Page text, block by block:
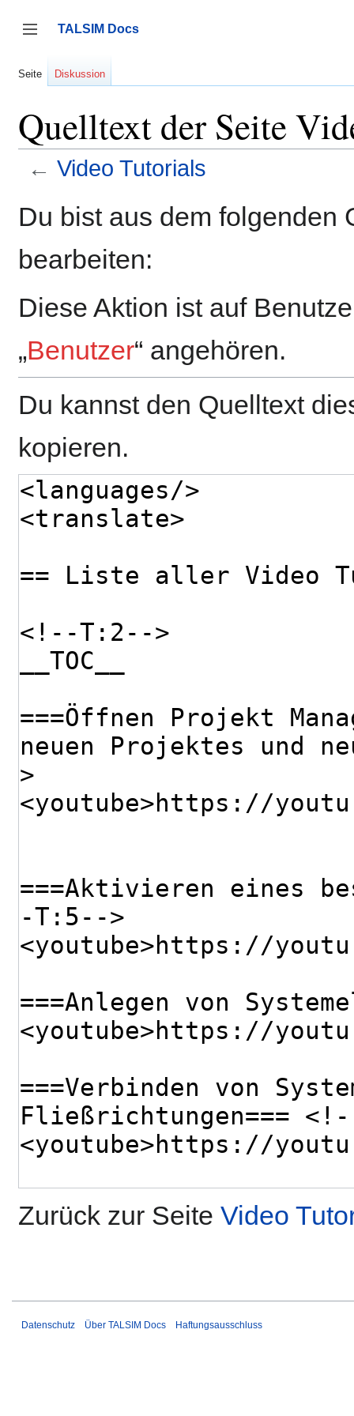
springen
Seitenleiste umschalten
TALSIM Docs
Seite Diskussion
Quelltext der Seite
← Video Tutorials
Du bist aus dem folgenden
bearbeiten:
Diese Aktion ist auf
„Benutzer“ angehören.
Du kannst den Quelltext
kopieren.
Zurück zur Seite Video
Datenschutz Über TALSIM Docs Haftungsausschluss